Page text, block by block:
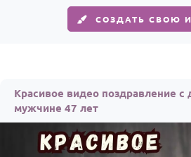
СОЗДАТЬ СВОЮ
Красивое видео поздравление
мужчине 47 лет